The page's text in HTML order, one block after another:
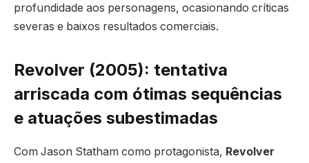
profundidade aos personagens, ocasionando críticas
severas e baixos resultados comerciais.
Revolver (2005): tentativa
arriscada com ótimas sequências
e atuações subestimadas
Com Jason Statham como protagonista, Revolver